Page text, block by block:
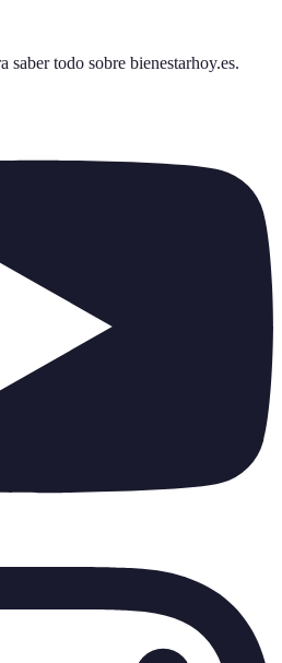
saber todo sobre bienestarhoy.es.